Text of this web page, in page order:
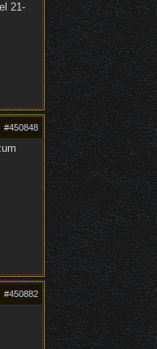
21-
#450848
#450882